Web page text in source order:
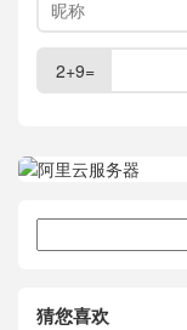
2+9=
猜您喜欢